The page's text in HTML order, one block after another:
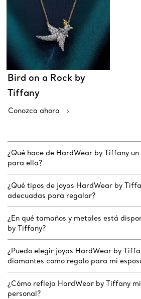
Bird on a Rock by
Tiffany
Conozca ahora
¿Qué hace de HardWear by Tiffany
para ella?
¿Qué tipos de joyas HardWear by
adecuadas para regalar?
¿En qué tamaños y metales está
by Tiffany?
¿Puedo elegir joyas HardWear by
diamantes como regalo para mi
¿Cómo refleja HardWear by Tiffany
personal?